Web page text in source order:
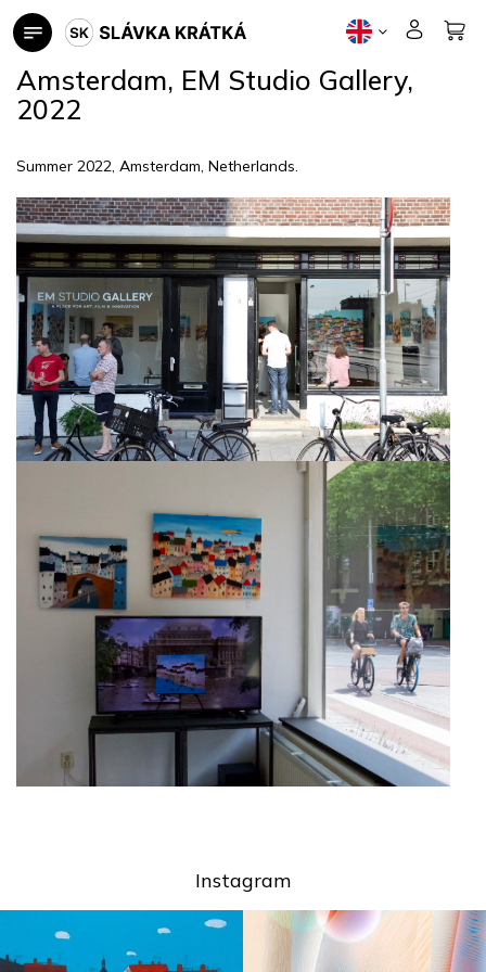
Skip
to
Amsterdam, EM Studio Gallery,
2022
Summer 2022, Amsterdam, Netherlands.
Instagram